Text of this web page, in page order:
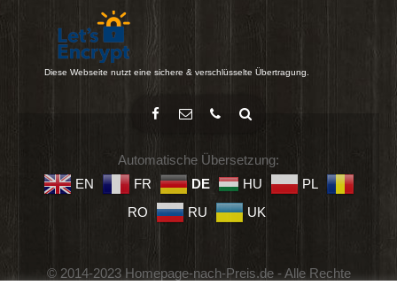
Diese Webseite nutzt eine sichere & verschlüsselte Übertragung.
Automatische Übersetzung:
EN
FR DE HU
PL
RO
RU UK
© 2014-2023 Homepage-nach-Preis.de - Alle Rechte